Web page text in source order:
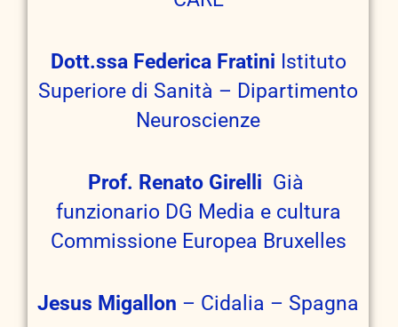
Dott.ssa Federica Fratini Istituto
Superiore di Sanità – Dipartimento
Neuroscienze
Prof. Renato Girelli Già
funzionario DG Media e cultura
Commissione Europea Bruxelles
Jesus Migallon – Cidalia – Spagna